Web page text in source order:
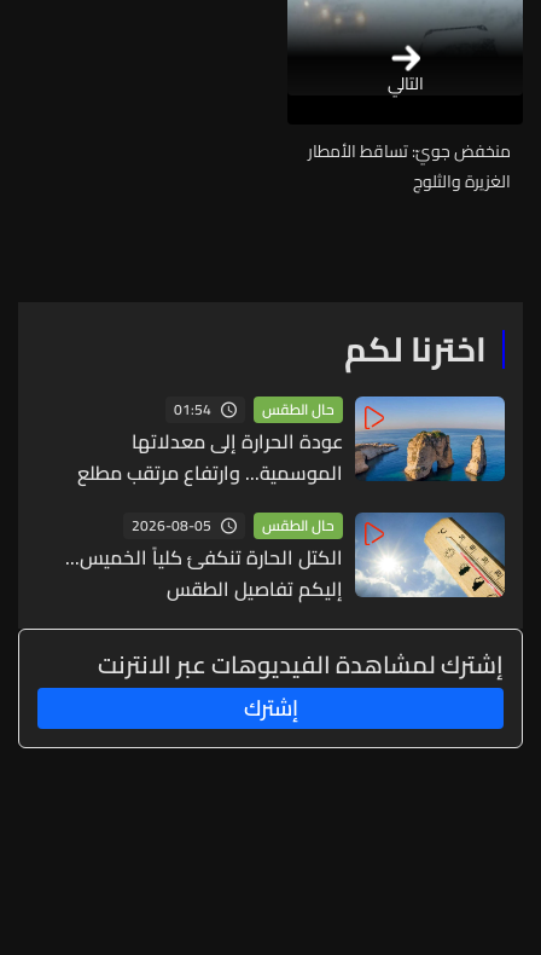
التالي
منخفض جويّ: تساقط الأمطار
الغزيرة والثلوج
اخترنا لكم
حال الطقس 01:54
عودة الحرارة إلى معدلاتها
الموسمية... وارتفاع مرتقب مطلع
الأسبوع المقبل
حال الطقس 2026-08-05
الكتل الحارة تنكفئ كلياً الخميس...
إليكم تفاصيل الطقس
إشترك لمشاهدة الفيديوهات عبر الانترنت
إشترك